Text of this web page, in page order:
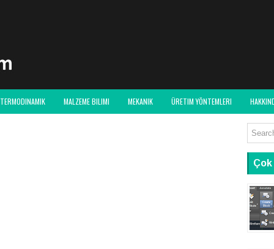
TERMODINAMIK MALZEME BILIMI MEKANIK ÜRETIM YÖNTEMLERI